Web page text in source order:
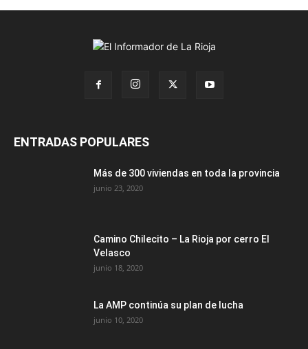
ENTRADAS POPULARES
Más de 300 viviendas en toda la provincia
junio 23, 2020
Camino Chilecito – La Rioja por cerro El
Velasco
junio 18, 2020
La AMP continúa su plan de lucha
junio 10, 2020